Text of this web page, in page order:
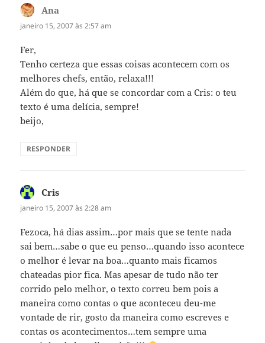
Ana
janeiro 15, 2007 às 2:57 am
Fer,
Tenho certeza que essas coisas acontecem com os
melhores chefs, então, relaxa!!!
Além do que, há que se concordar com a Cris: o teu
texto é uma delícia, sempre!
beijo,
RESPONDER
Cris
janeiro 15, 2007 às 2:28 am
Fezoca, há dias assim…por mais que se tente nada
sai bem…sabe o que eu penso…quando isso acontece
o melhor é levar na boa…quanto mais ficamos
chateadas pior fica. Mas apesar de tudo não ter
corrido pelo melhor, o texto correu bem pois a
maneira como contas o que aconteceu deu-me
vontade de rir, gosto da maneira como escreves e
contas os acontecimentos…tem sempre uma